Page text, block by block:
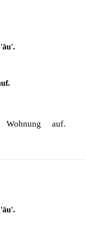
Wohnung auf.